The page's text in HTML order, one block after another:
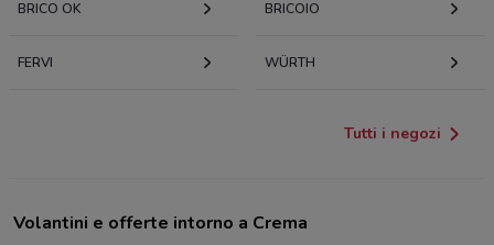
BRICO OK BRICOIO
FERVI WÜRTH
Tutti i negozi
Volantini e offerte intorno a Crema